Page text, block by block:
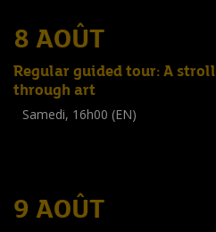
8 AOÛT
Regular guided tour: A stroll
through art
Samedi, 16h00 (EN)
9 AOÛT